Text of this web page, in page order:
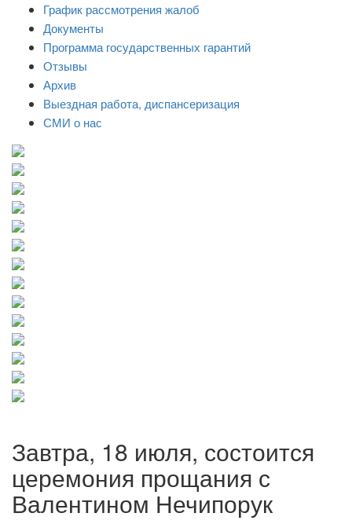
График рассмотрения жалоб
Документы
Программа государственных гарантий
Отзывы
Архив
Выездная работа, диспансеризация
СМИ о нас
Завтра, 18 июля, состоится
церемония прощания с
Валентином Нечипорук